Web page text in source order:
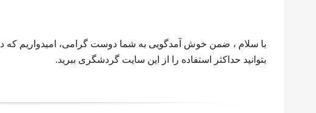
با سلام ، ضمن خوش آمدگویی به شما دوست گرامی، امیدواریم
بتوانید حداکثر استفاده را از این سایت گردشگری ببرید.